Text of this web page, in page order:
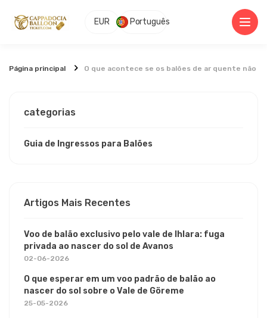
EUR Português
Página principal O que acontece se os balões de ar quente não
categorias
Guia de Ingressos para Balões
Artigos Mais Recentes
Voo de balão exclusivo pelo vale de Ihlara: fuga
privada ao nascer do sol de Avanos
02-06-2026
O que esperar em um voo padrão de balão ao
nascer do sol sobre o Vale de Göreme
25-05-2026